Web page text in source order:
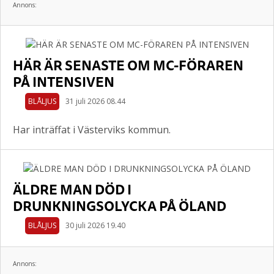
Annons:
HÄR ÄR SENASTE OM MC-FÖRAREN
PÅ INTENSIVEN
BLÅLJUS 31 juli 2026 08.44
Har inträffat i Västerviks kommun.
ÄLDRE MAN DÖD I
DRUNKNINGSOLYCKA PÅ ÖLAND
BLÅLJUS 30 juli 2026 19.40
Annons: